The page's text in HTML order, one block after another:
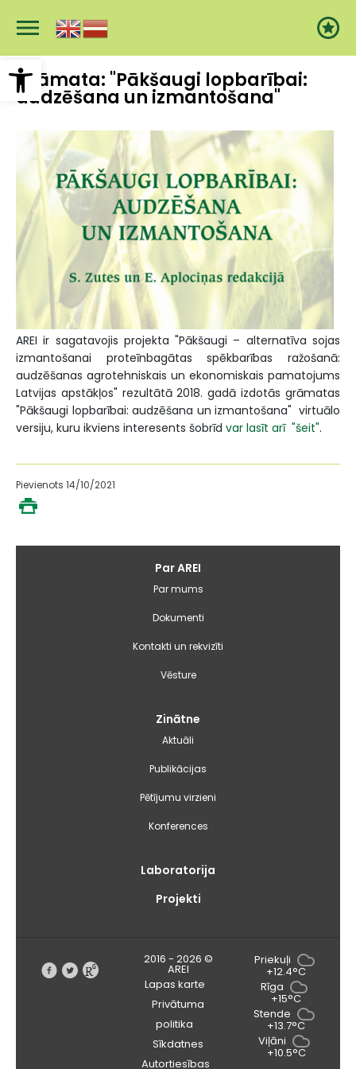
Open toolbar
galveno
Grāmata: "Pākšaugi lopbarībai:
audzēšana un izmantošana"
AREI ir sagatavojis projekta "Pākšaugi – alternatīva sojas
izmantošanai proteīnbagātas spēkbarības ražošanā:
audzēšanas agrotehniskais un ekonomiskais pamatojums
Latvijas apstākļos" rezultātā 2018. gadā izdotās grāmatas
"Pākšaugi lopbarībai: audzēšana un izmantošana" virtuālo
versiju, kuru ikviens interesents šobrīd var lasīt arī "šeit".
Pievienots 14/10/2021
Par AREI
Par mums
Dokumenti
Kontakti un rekvizīti
Vēsture
Zinātne
Aktuāli
Publikācijas
Pētījumu virzieni
Konferences
Laboratorija
Projekti
Priekuļi
+12.4°C
Rīga
+15°C
Stende
+13.7°C
Viļāni
+10.5°C
2016 - 2026 ©
AREI
Lapas karte
Privātuma
politika
Sīkdatnes
Autortiesības